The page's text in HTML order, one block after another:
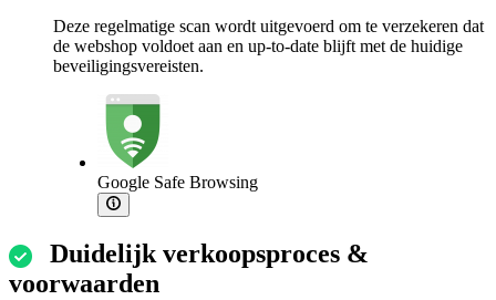
Deze regelmatige scan wordt uitgevoerd om te verzekeren dat
de webshop voldoet aan en up-to-date blijft met de huidige
beveiligingsvereisten.
Google Safe Browsing
Duidelijk verkoopsproces &
voorwaarden